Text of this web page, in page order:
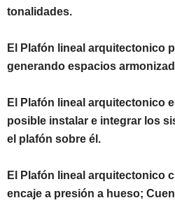
tonalidades.
El Plafón lineal arquitectonico
generando espacios
El Plafón lineal arquitectonico
posible instalar e integrar los
el plafón sobre él.
El Plafón lineal arquitectonico
encaje a presión a hueso;